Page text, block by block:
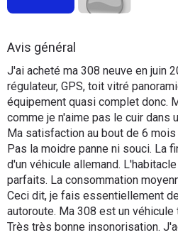
Utilitaires
Flottes
Services
Forum
Moto
Marques
Avis général
J'ai acheté ma 308 neuve en juin
régulateur, GPS, toit vitré
équipement quasi complet donc.
comme je n'aime pas le cuir dans
Ma satisfaction au bout de 6
Pas la moidre panne ni souci. La
d'un véhicule allemand.
parfaits. La consommation
Ceci dit, je fais essentiellement
autoroute. Ma 308 est un
Très très bonne insonorisation.